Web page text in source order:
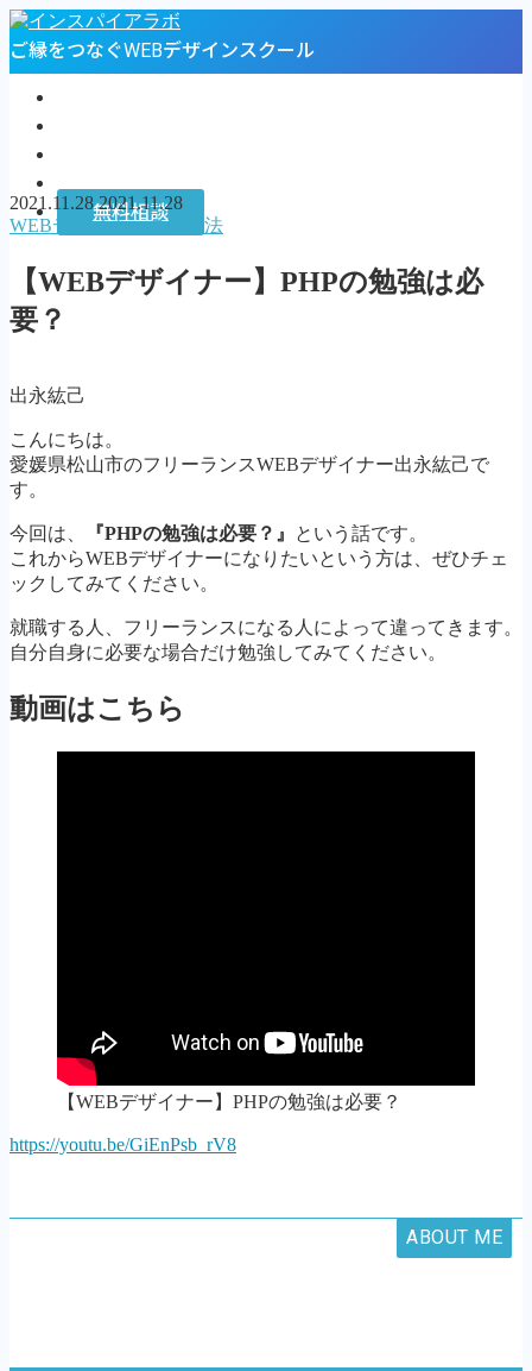
ご縁をつなぐWEBデザインスクール
インスパイアラボ
無料相談
トップページ
インスパイアラボ
Follow Me
2021.11.282021.11.28
WEBデザイナーの勉強法
【WEBデザイナー】PHPの勉強は必
要？
出永紘己
こんにちは。
愛媛県松山市のフリーランスWEBデザイナー出永紘己で
す。
今回は、 『PHPの勉強は必要？』
という話です。
これからWEBデザイナーになりたいという方は、ぜひチェ
ックしてみてください。
就職する人、フリーランスになる人によって違ってきます。
自分自身に必要な場合だけ勉強してみてください。
動画はこちら
【WEBデザイナー】PHPの勉強は必要？
https://youtu.be/GiEnPsb_rV8
ABOUT ME